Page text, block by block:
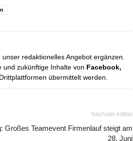
unser redaktionelles Angebot ergänzen.
und zukünftige Inhalte von Facebook,
übermittelt werden.
Nächster Artikel
Großes Teamevent Firmenlauf steigt am
28. Juni